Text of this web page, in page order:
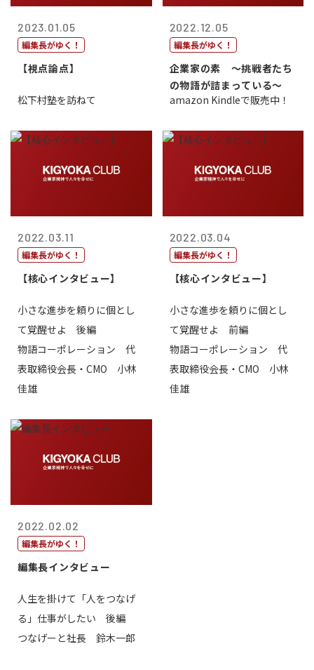
2023.01.05
編集長がゆく！
【視点論点】
松下村塾を訪ねて
2022.12.05
編集長がゆく！
企業家の素 〜挑戦者たち
の物語が詰まっている〜
amazon Kindleで販売中！
2022.03.11
編集長がゆく！
【核心インタビュー】
小さな進歩を頼りに個とし
て覚醒せよ 後編
物語コーポレーション 代
表取締役会長・CMO 小林
佳雄
2022.03.04
編集長がゆく！
【核心インタビュー】
小さな進歩を頼りに個とし
て覚醒せよ 前編
物語コーポレーション 代
表取締役会長・CMO 小林
佳雄
2022.02.02
編集長がゆく！
編集長インタビュー
人生を掛けて「人をつなげ
る」仕事がしたい 後編
つなげーと社長 鈴木一郎